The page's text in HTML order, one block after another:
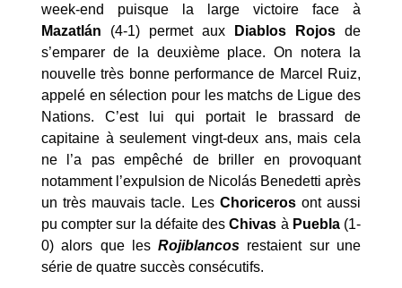
week-end puisque la large victoire face à
Mazatlán (4-1) permet aux Diablos Rojos de
s’emparer de la deuxième place. On notera la
nouvelle très bonne performance de Marcel Ruiz,
appelé en sélection pour les matchs de Ligue des
Nations. C’est lui qui portait le brassard de
capitaine à seulement vingt-deux ans, mais cela
ne l’a pas empêché de briller en provoquant
notamment l’expulsion de Nicolás Benedetti après
un très mauvais tacle. Les Choricerosont aussi
pu compter sur la défaite desChivas à Puebla(1-
0) alors que lesRojiblancos restaient sur une
série de quatre succès consécutifs.